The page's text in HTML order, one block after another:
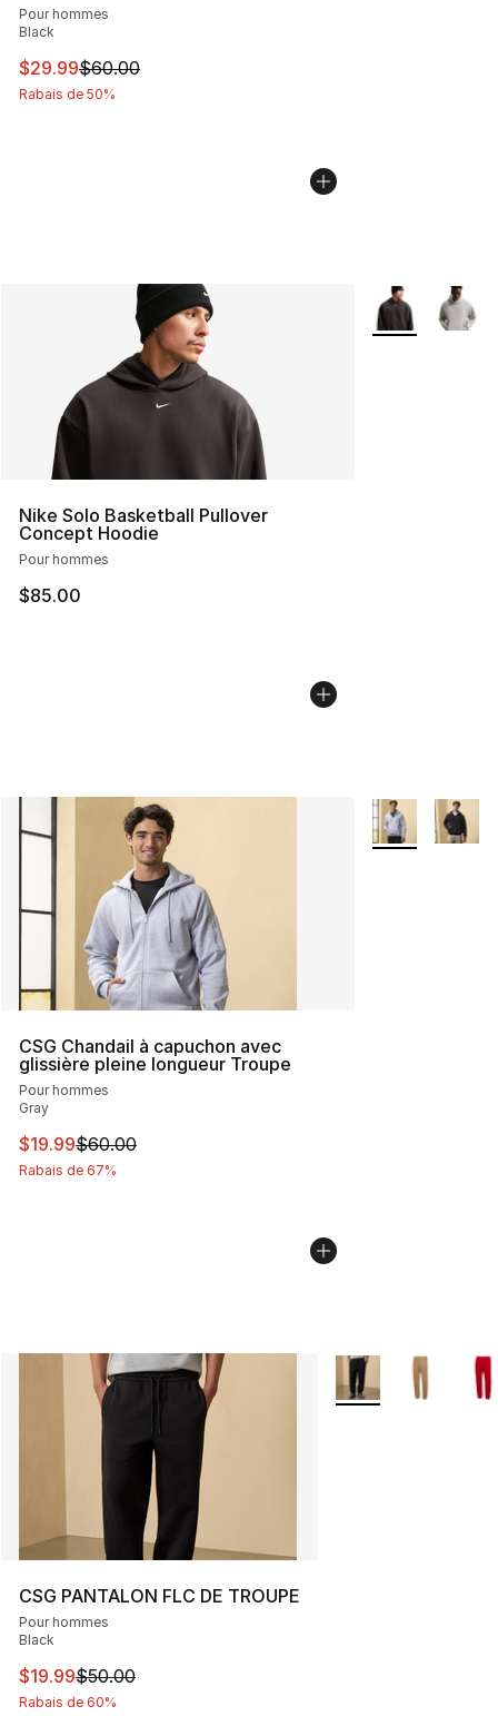
Pour hommes
Black
Cet article est en solde. Le prix est passé de $60.00 à
$29.99$60.00
Rabais de 50%
Nike Solo Basketball Pullover
Concept Hoodie
Pour hommes
$85.00
Plus de
CSG Chandail à capuchon avec
glissière pleine longueur Troupe
Pour hommes
Gray
Cet article est en solde. Le prix est passé de $60.00 à
$19.99$60.00
Rabais de 67%
Plus de
CSG PANTALON FLC DE TROUPE
Pour hommes
Black
Cet article est en solde. Le prix est passé de $50.00 à
$19.99$50.00
Rabais de 60%
Plus de couleurs